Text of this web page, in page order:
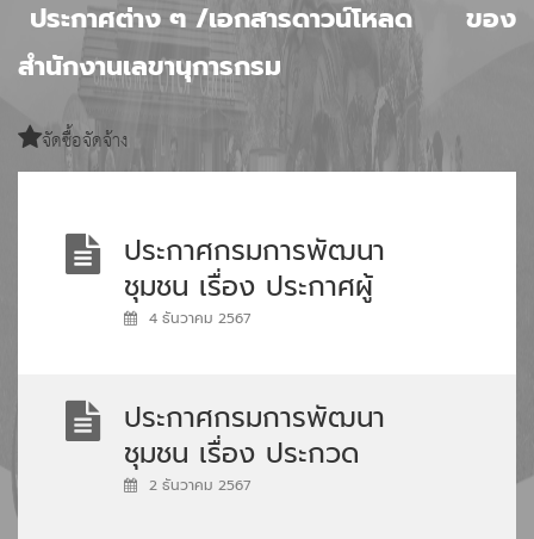
ประกาศต่าง ๆ /เอกสารดาวน์โหลด
ของ
สำนักงานเลขานุการกรม
จัดซื้อจัดจ้าง
ประกาศกรมการพัฒนา
ชุมชน เรื่อง ประกาศผู้
ชนะการเสนอราคาจ้าง
พัฒนา และยกระดับ
เศรษฐกิจฐานราก ด้วย
โมเดลเศรษฐกิจใหม่
ตำบลบางลูกเสือ อำเภอ
4 ธันวาคม 2567
ประกาศกรมการพัฒนา
ชุมชน เรื่อง ประกวด
ราคาจ้างปรับปรุงบ้าน
2 ธันวาคม 2567